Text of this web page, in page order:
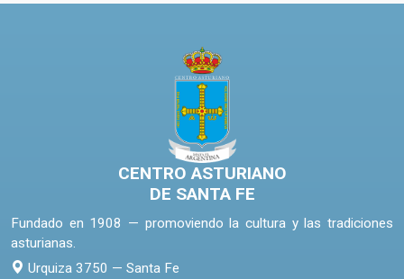
CENTRO ASTURIANO
DE SANTA FE
Fundado en 1908 — promoviendo la cultura y las tradiciones
asturianas.
Urquiza 3750 — Santa Fe